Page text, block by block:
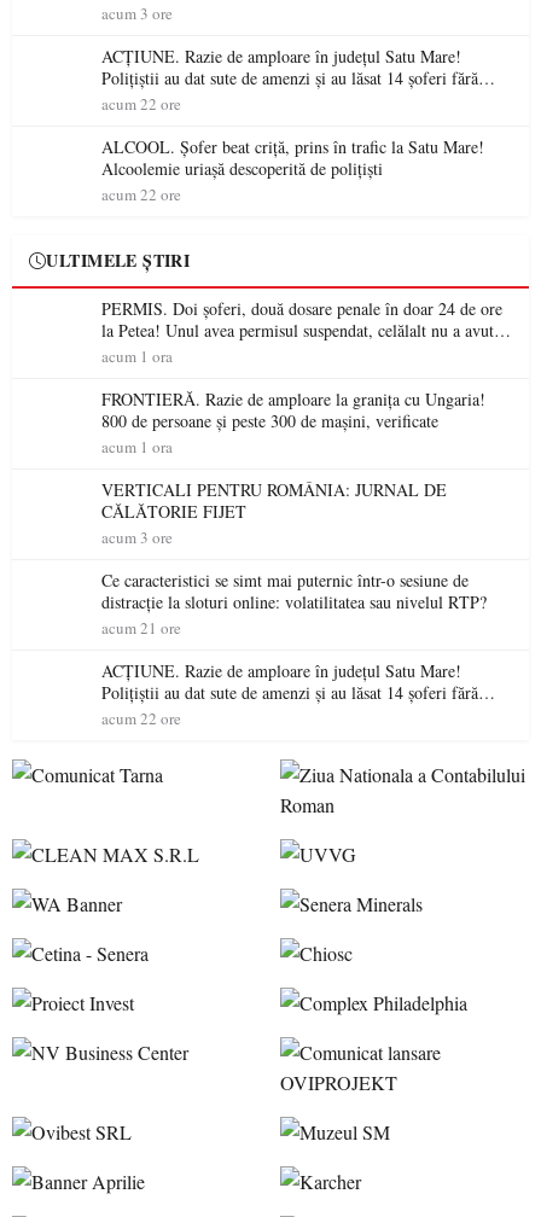
acum 3 ore
ACȚIUNE. Razie de amploare în județul Satu Mare!
Polițiștii au dat sute de amenzi și au lăsat 14 șoferi fără
permis într-o singură zi
acum 22 ore
ALCOOL. Șofer beat criță, prins în trafic la Satu Mare!
Alcoolemie uriașă descoperită de polițiști
acum 22 ore
ULTIMELE ȘTIRI
PERMIS. Doi șoferi, două dosare penale în doar 24 de ore
la Petea! Unul avea permisul suspendat, celălalt nu a avut
niciodată permis
acum 1 ora
FRONTIERĂ. Razie de amploare la granița cu Ungaria!
800 de persoane și peste 300 de mașini, verificate
acum 1 ora
VERTICALI PENTRU ROMÂNIA: JURNAL DE
CĂLĂTORIE FIJET
acum 3 ore
Ce caracteristici se simt mai puternic într-o sesiune de
distracție la sloturi online: volatilitatea sau nivelul RTP?
acum 21 ore
ACȚIUNE. Razie de amploare în județul Satu Mare!
Polițiștii au dat sute de amenzi și au lăsat 14 șoferi fără
permis într-o singură zi
acum 22 ore